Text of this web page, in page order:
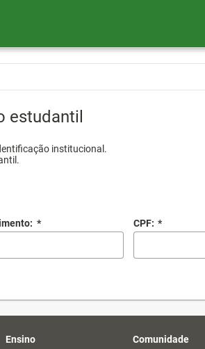
estudantil
institucional.
* CPF: *
Ensino Comunidade